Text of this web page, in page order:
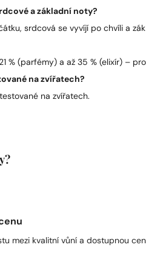
a základní noty?
srdcová se vyvíjí po chvíli a
% (parfémy) a až 35 % (elixír) –
na zvířatech?
na zvířatech.
mezi kvalitní vůní a dostupnou